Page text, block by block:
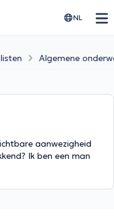
NL
Algemene
aanwezigheid
Ik ben een man